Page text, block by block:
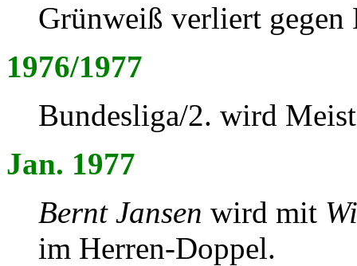
Grünweiß verliert gegen
1976/1977
Bundesliga/2. wird
Jan. 1977
Bernt Jansen wird mit
im Herren-Doppel.